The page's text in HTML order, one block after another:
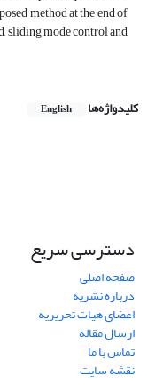
method at the end of
sliding mode control and
کلیدواژه‌ها English
دسترسی سریع
صفحه اصلی
درباره نشریه
اعضای هیات تحریریه
ارسال مقاله
تماس با ما
نقشه سایت